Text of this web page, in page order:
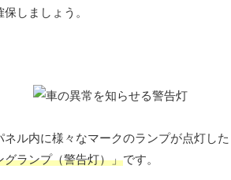
しましょう。
ル内に様々なマークのランプが点灯し
グランプ（警告灯）」です。